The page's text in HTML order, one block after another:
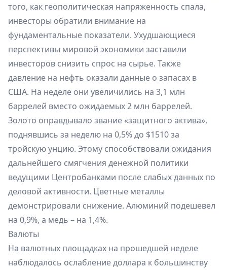
того, как геополитическая напряженность спала,
инвесторы обратили внимание на
фундаментальные показатели. Ухудшающиеся
перспективы мировой экономики заставили
инвесторов снизить спрос на сырье. Также
давление на нефть оказали данные о запасах в
США. На неделе они увеличились на 3,1 млн
баррелей вместо ожидаемых 2 млн баррелей.
Золото оправдывало звание «защитного актива»,
поднявшись за неделю на 0,5% до $1510 за
тройскую унцию. Этому способствовали ожидания
дальнейшего смягчения денежной политики
ведущими Центробанками после слабых данных по
деловой активности. Цветные металлы
демонстрировали снижение. Алюминий подешевел
на 0,9%, а медь – на 1,4%.
Валюты
На валютных площадках на прошедшей неделе
наблюдалось ослабление доллара к большинству